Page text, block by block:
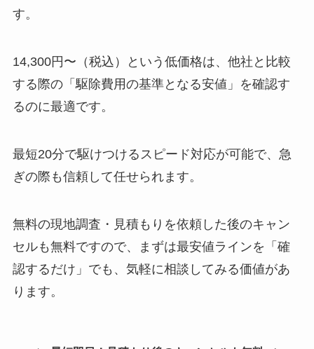
す。
14,300円〜（税込）という低価格は、他社と比較
する際の「駆除費用の基準となる安値」を確認す
るのに最適です。
最短20分で駆けつけるスピード対応が可能で、急
ぎの際も信頼して任せられます。
無料の現地調査・見積もりを依頼した後のキャン
セルも無料ですので、まずは最安値ラインを「確
認するだけ」でも、気軽に相談してみる価値があ
ります。